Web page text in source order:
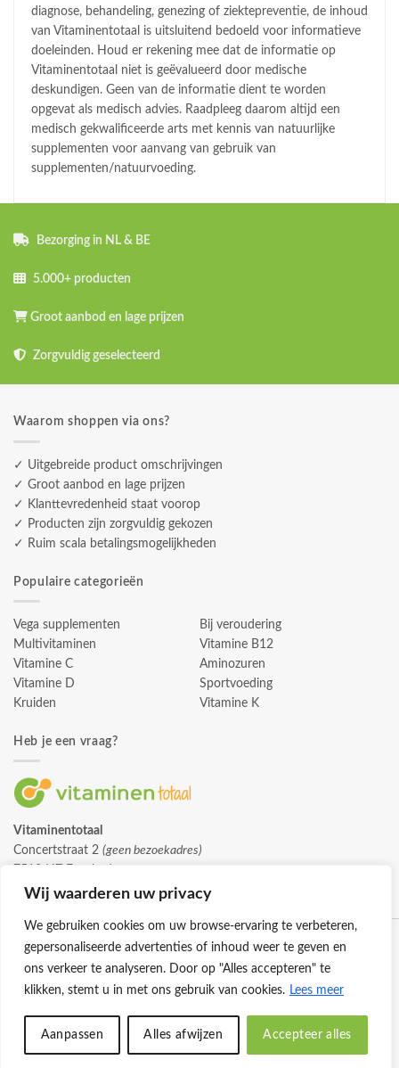
Wij waarderen uw privacy
We gebruiken cookies om uw browse-ervaring te verbeteren,
gepersonaliseerde advertenties of inhoud weer te geven en
ons verkeer te analyseren. Door op "Alles accepteren" te
klikken, stemt u in met ons gebruik van cookies. Lees meer
Aanpassen Alles afwijzen Accepteer alles
diagnose, behandeling, genezing of ziektepreventie, de inhoud
van Vitaminentotaal is uitsluitend bedoeld voor informatieve
doeleinden. Houd er rekening mee dat de informatie op
Vitaminentotaal niet is geëvalueerd door medische
deskundigen. Geen van de informatie dient te worden
opgevat als medisch advies. Raadpleeg daarom altijd een
medisch gekwalificeerde arts met kennis van natuurlijke
supplementen voor aanvang van gebruik van
supplementen/natuurvoeding.
Bezorging in NL & BE
5.000+ producten
Groot aanbod en lage prijzen
Zorgvuldig geselecteerd
Waarom shoppen via ons?
✓ Uitgebreide product omschrijvingen
✓ Groot aanbod en lage prijzen
✓ Klanttevredenheid staat voorop
✓ Producten zijn zorgvuldig gekozen
✓ Ruim scala betalingsmogelijkheden
Populaire categorieën
Vega supplementen
Multivitaminen
Vitamine C
Vitamine D
Kruiden
Bij veroudering
Vitamine B12
Aminozuren
Sportvoeding
Vitamine K
Heb je een vraag?
Vitaminentotaal
Concertstraat 2 (geen bezoekadres)
info@vitaminentotaal.nl
© 2026 -Vitaminentotaal.nl